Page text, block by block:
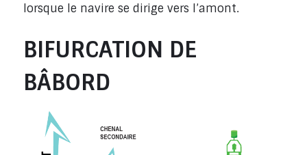
lorsque le navire se dirige vers l’amont.
BIFURCATION DE
BÂBORD